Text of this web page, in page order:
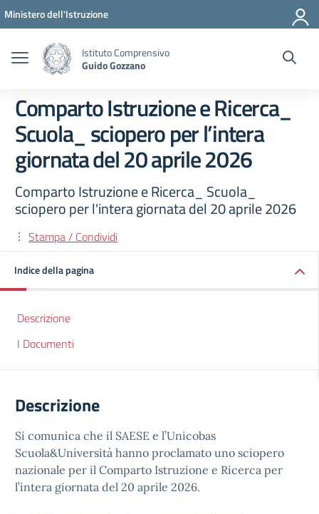
Vai ai contenuti
Vai al menu di navigazione
Vai al footer
Ministero dell'Istruzione
Istituto Comprensivo
Guido Gozzano
Comparto Istruzione e Ricerca_
Scuola_ sciopero per l’intera
giornata del 20 aprile 2026
Comparto Istruzione e Ricerca_ Scuola_
sciopero per l'intera giornata del 20 aprile 2026
Stampa / Condividi
Indice della pagina
Descrizione
I Documenti
Descrizione
Si comunica che il SAESE e l’Unicobas
Scuola&Università hanno proclamato uno sciopero
nazionale per il Comparto Istruzione e Ricerca per
l’intera giornata del 20 aprile 2026.